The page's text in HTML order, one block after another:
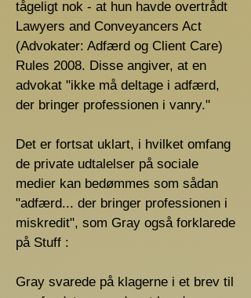
tågeligt nok - at hun havde overtrådt
Lawyers and Conveyancers Act
(Advokater: Adfærd og Client Care)
Rules 2008. Disse angiver, at en
advokat "ikke må deltage i adfærd,
der bringer professionen i vanry."
Det er fortsat uklart, i hvilket omfang
de private udtalelser på sociale
medier kan bedømmes som sådan
"adfærd... der bringer professionen i
miskredit", som Gray også forklarede
på Stuff :
Gray svarede på klagerne i et brev til